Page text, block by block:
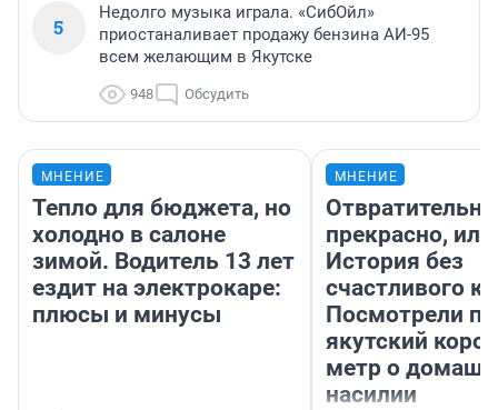
5
Недолго музыка играла. «СибОйл»
приостаналивает продажу бензина АИ-95
всем желающим в Якутске
948 Обсудить
МНЕНИЕ
Тепло для бюджета, но
холодно в салоне
зимой. Водитель 13 лет
ездит на электрокаре:
плюсы и минусы
МНЕНИЕ
Отвратительно
прекрасно, или
История без
счастливого
Посмотрели
якутский
метр о
насилии